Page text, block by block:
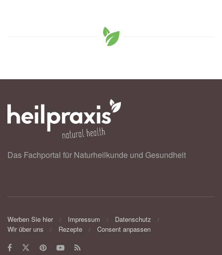
Das Fachportal für Naturheilkunde und Gesundheit
Werben Sie hier Impressum
Datenschutz
Wir über uns
Rezepte Consent anpassen